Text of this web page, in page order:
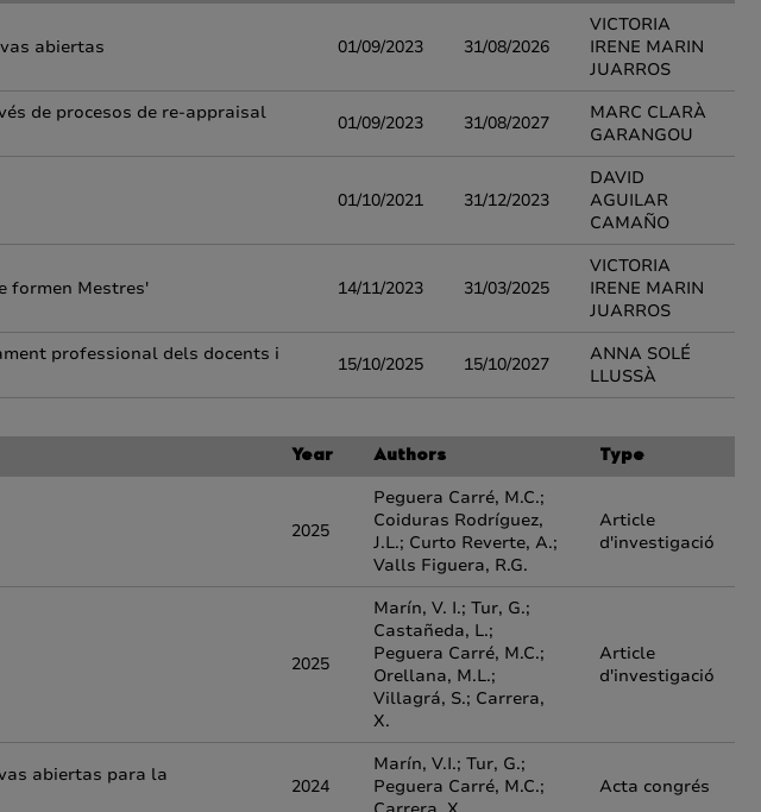
abiertas 01/09/2023 31/08/2026
VICTORIA
IRENE MARIN
JUARROS
de procesos de re-appraisal
01/09/2023 31/08/2027
MARC CLARÀ
GARANGOU
01/10/2021 31/12/2023
DAVID
AGUILAR
CAMAÑO
formen Mestres' 14/11/2023 31/03/2025
VICTORIA
IRENE MARIN
JUARROS
professional dels docents i
15/10/2025 15/10/2027
ANNA SOLÉ
LLUSSÀ
Year Authors Type
2025
Peguera Carré, M.C.;
Coiduras Rodríguez,
J.L.; Curto Reverte, A.;
Valls Figuera, R.G.
Article
d'investigació
2025
Marín, V. I.; Tur, G.;
Castañeda, L.;
Peguera Carré, M.C.;
Orellana, M.L.;
Villagrá, S.; Carrera,
X.
Article
d'investigació
abiertas para la
2024
Marín, V.I.; Tur, G.;
Peguera Carré, M.C.;
Acta congrés